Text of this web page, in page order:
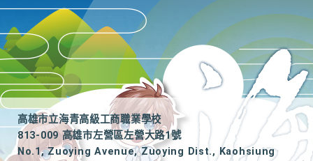
高雄市立海青高級工商職業學校
813-009 高雄市左營區左營大路1號
No.1, Zuoying Avenue, Zuoying Dist., Kaohsiung